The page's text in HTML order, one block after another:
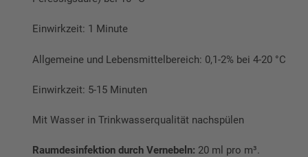
Einwirkzeit: 1 Minute
Allgemeine und Lebensmittelbereich: 0,1-2% bei 4-20 °C
Einwirkzeit: 5-15 Minuten
Mit Wasser in Trinkwasserqualität nachspülen
Raumdesinfektion durch Vernebeln: 20 ml pro m³.